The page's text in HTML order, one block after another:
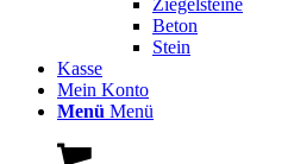
Ziegelsteine
Beton
Stein
Kasse
Mein Konto
Menü Menü